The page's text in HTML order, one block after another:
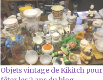
Objets vintage de Kikitch pour